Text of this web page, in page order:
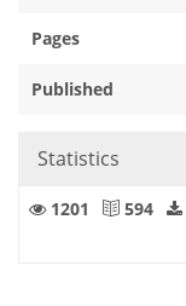
Pages
Published
Statistics
1201 594